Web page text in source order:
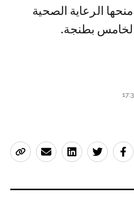
الرعاية الصحية
بطنجة.